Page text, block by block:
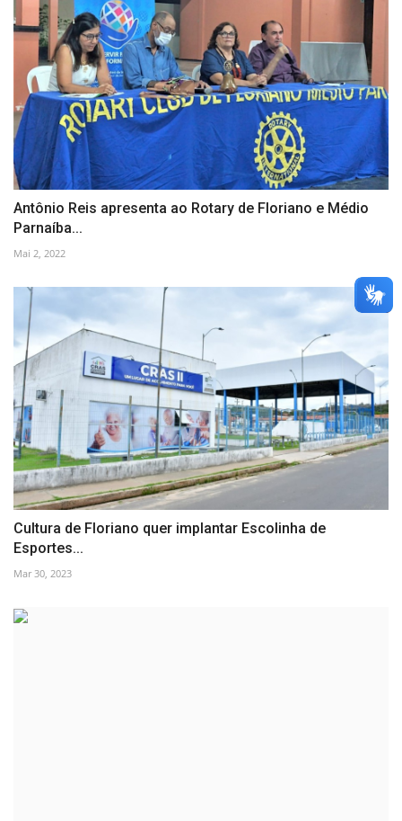
Antônio Reis apresenta ao Rotary de Floriano e Médio
Parnaíba...
Mai 2, 2022
Cultura de Floriano quer implantar Escolinha de
Esportes...
Mar 30, 2023